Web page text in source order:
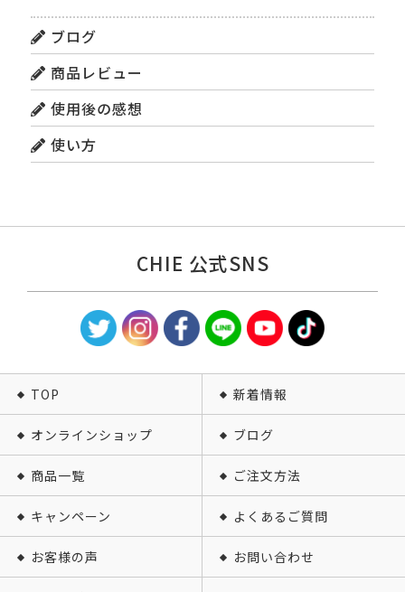
ブログ
商品レビュー
使用後の感想
使い方
TOP
オンラインショップ
商品一覧
キャンペーン
お客様の声
新着情報
ブログ
ご注文方法
よくあるご質問
お問い合わせ
CHIE 公式SNS